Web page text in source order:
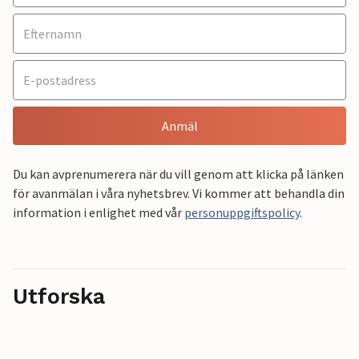
Anmäl
Du kan avprenumerera när du vill genom att klicka på länken
för avanmälan i våra nyhetsbrev. Vi kommer att behandla din
information i enlighet med vår personuppgiftspolicy.
Utforska